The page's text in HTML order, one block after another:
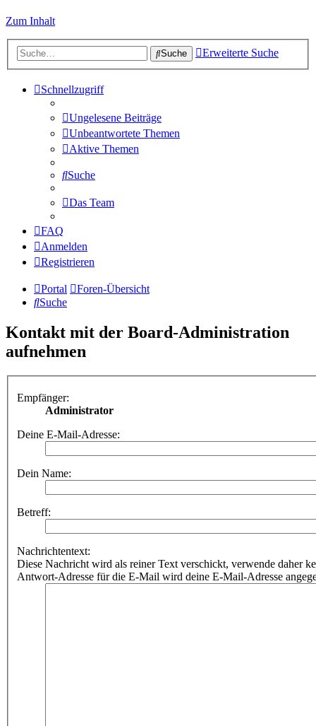
Zum Inhalt
Suche Erweiterte Suche
Schnellzugriff
Ungelesene Beiträge
Unbeantwortete Themen
Aktive Themen
Suche
Das Team
FAQ
Anmelden
Registrieren
Portal
Foren-Übersicht
Suche
Kontakt mit der Board-Administration
aufnehmen
Empfänger:
Administrator
Deine E-Mail-Adresse:
Dein Name:
Betreff:
Nachrichtentext:
Diese Nachricht wird als reiner Text verschickt, verwende daher
Antwort-Adresse für die E-Mail wird deine E-Mail-Adresse